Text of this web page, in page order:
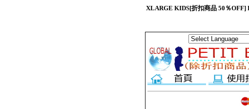
XLARGE KIDS[折扣商品 50％